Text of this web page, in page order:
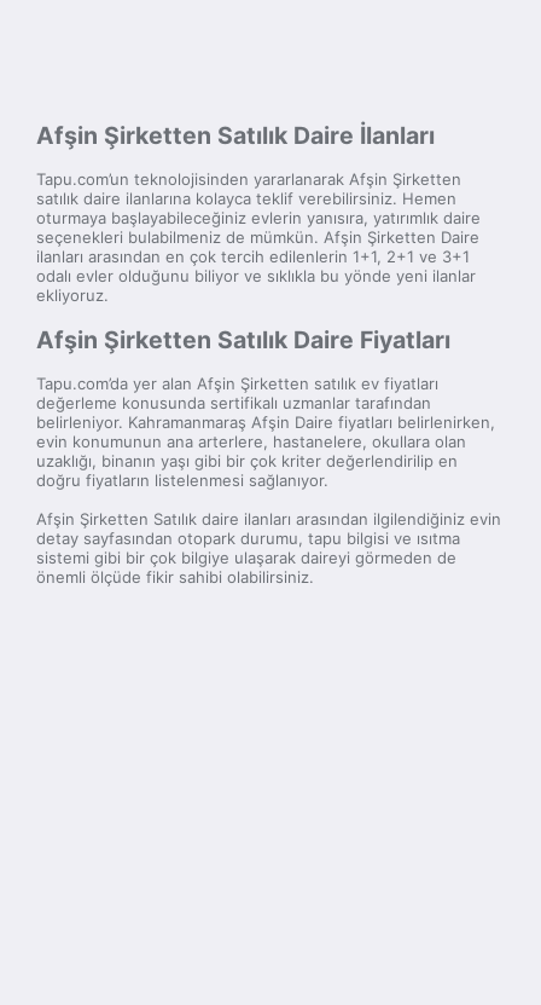
Afşin Şirketten Satılık Daire İlanları
Tapu.com’un teknolojisinden yararlanarak Afşin Şirketten
satılık daire ilanlarına kolayca teklif verebilirsiniz. Hemen
oturmaya başlayabileceğiniz evlerin yanısıra, yatırımlık daire
seçenekleri bulabilmeniz de mümkün. Afşin Şirketten Daire
ilanları arasından en çok tercih edilenlerin 1+1, 2+1 ve 3+1
odalı evler olduğunu biliyor ve sıklıkla bu yönde yeni ilanlar
ekliyoruz.
Afşin Şirketten Satılık Daire Fiyatları
Tapu.com’da yer alan Afşin Şirketten satılık ev fiyatları
değerleme konusunda sertifikalı uzmanlar tarafından
belirleniyor. Kahramanmaraş Afşin Daire fiyatları belirlenirken,
evin konumunun ana arterlere, hastanelere, okullara olan
uzaklığı, binanın yaşı gibi bir çok kriter değerlendirilip en
doğru fiyatların listelenmesi sağlanıyor.
Afşin Şirketten Satılık daire ilanları arasından ilgilendiğiniz evin
detay sayfasından otopark durumu, tapu bilgisi ve ısıtma
sistemi gibi bir çok bilgiye ulaşarak daireyi görmeden de
önemli ölçüde fikir sahibi olabilirsiniz.